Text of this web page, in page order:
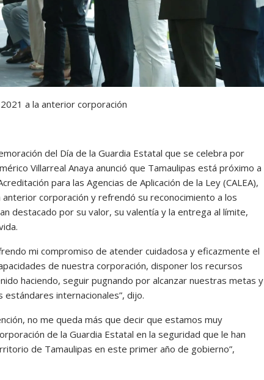
a la anterior corporación
del Día de la Guardia Estatal que se celebra por
Villarreal Anaya anunció que Tamaulipas está próximo a
para las Agencias de Aplicación de la Ley (CALEA),
corporación y refrendó su reconocimiento a los
destacado por su valor, su valentía y la entrega al límite,
mi compromiso de atender cuidadosa y eficazmente el
de nuestra corporación, disponer los recursos
haciendo, seguir pugnando por alcanzar nuestras metas y
internacionales”, dijo.
no me queda más que decir que estamos muy
de la Guardia Estatal en la seguridad que le han
de Tamaulipas en este primer año de gobierno”,